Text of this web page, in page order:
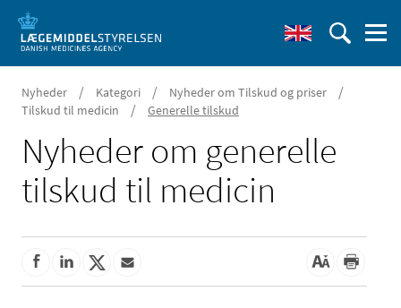
Nyheder / Kategori / Nyheder om Tilskud og priser /
Tilskud til medicin / Generelle tilskud
Nyheder om generelle
tilskud til medicin